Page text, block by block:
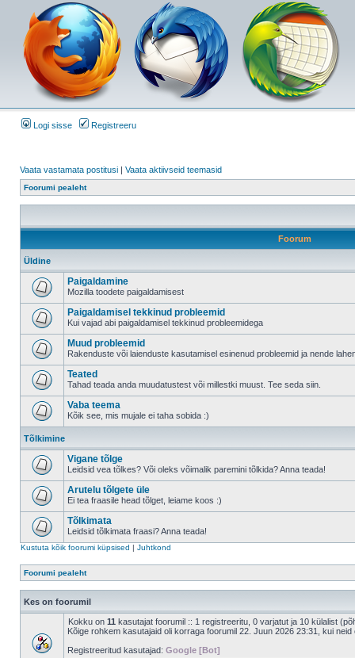
Logi sisse Registreeru
Vaata vastamata postitusi | Vaata aktiivseid teemasid
Foorumi pealeht
Foorum
Üldine
Paigaldamine
Mozilla toodete paigaldamisest
Paigaldamisel tekkinud probleemid
Kui vajad abi paigaldamisel tekkinud probleemidega
Muud probleemid
Rakenduste või laienduste kasutamisel esinenud probleemid ja nende
Teated
Tahad teada anda muudatustest või millestki muust. Tee seda siin.
Vaba teema
Kõik see, mis mujale ei taha sobida :)
Tõlkimine
Vigane tõlge
Leidsid vea tõlkes? Või oleks võimalik paremini tõlkida? Anna teada!
Arutelu tõlgete üle
Ei tea fraasile head tõlget, leiame koos :)
Tõlkimata
Leidsid tõlkimata fraasi? Anna teada!
Kustuta kõik foorumi küpsised | Juhtkond
Foorumi pealeht
Kes on foorumil
Kokku on 11 kasutajat foorumil :: 1 registreeritu, 0 varjatut ja 10 külalist
Kõige rohkem kasutajaid oli korraga foorumil 22. Juun 2026 23:31, kui neid
Registreeritud kasutajad: Google [Bot]